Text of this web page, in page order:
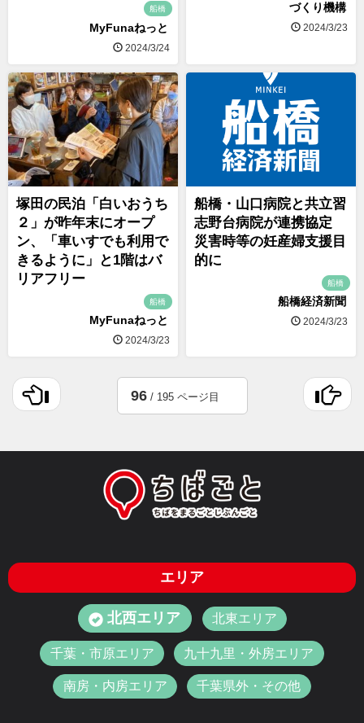
船橋
MyFunaねっと
2024/3/24
づくり機構
2024/3/23
塚田の民泊「白いおうち
２」が昨年末にオープ
ン、「車いすでも利用で
きるように」と1階はバ
リアフリー
船橋
MyFunaねっと
2024/3/23
船橋・山口病院と共立習
志野台病院が連携協定
災害時等の妊産婦支援目
的に
船橋
船橋経済新聞
2024/3/23
96/ 195 ページ目
エリア
北西エリア 北東エリア
千葉・市原エリア 九十九里・外房エリア
南房・内房エリア 千葉県外・その他